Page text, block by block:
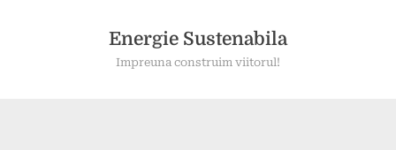
Energie Sustenabila
Impreuna construim viitorul!